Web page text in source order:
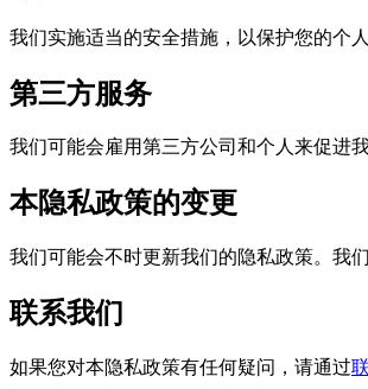
我们实施适当的安全措施，以保护您的个
第三方服务
我们可能会雇用第三方公司和个人来促进
本隐私政策的变更
我们可能会不时更新我们的隐私政策。我
联系我们
如果您对本隐私政策有任何疑问，请通过